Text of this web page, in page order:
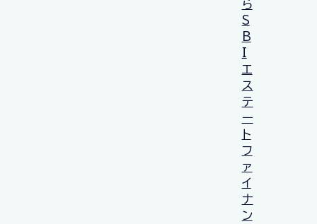
ら
S
B
I
エ
ス
テ
ー
ト
フ
ァ
イ
ナ
ン